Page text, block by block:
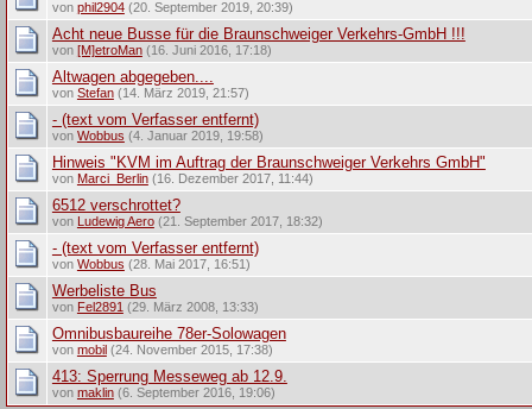
von phil2904(20. September 2019, 20:39)
Acht neue Busse für die Braunschweiger Verkehrs-GmbH !!!
von [M]etroMan(16. Juni 2016, 17:18)
Altwagen abgegeben....
von Stefan(14. März 2019, 21:57)
- (text vom Verfasser entfernt)
von Wobbus (4. Januar 2019, 19:58)
Hinweis "KVM im Auftrag der Braunschweiger Verkehrs GmbH"
von Marci_Berlin(16. Dezember 2017, 11:44)
6512 verschrottet?
von Ludewig Aero(21. September 2017, 18:32)
- (text vom Verfasser entfernt)
von Wobbus (28. Mai 2017, 16:51)
Werbeliste Bus
von Fel2891(29. März 2008, 13:33)
Omnibusbaureihe 78er-Solowagen
von mobil (24. November 2015, 17:38)
413: Sperrung Messeweg ab 12.9.
von maklin(6. September 2016, 19:06)